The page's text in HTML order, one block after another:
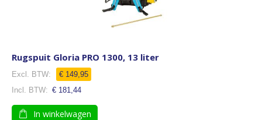
Rugspuit Gloria PRO 1300, 13 liter
€ 149,95
Speciale
€ 181,44
In winkelwagen